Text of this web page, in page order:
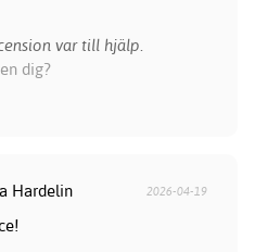
var till hjälp.
dig?
Hardelin 2026-04-19